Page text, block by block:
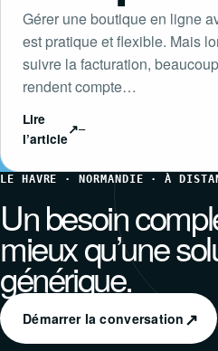
Gérer une boutique en ligne
est pratique et flexible. Mais
suivre la facturation,
rendent compte…
Lire
l’article
↗
LE HAVRE · NORMANDIE · À
Un besoin
mieux qu’une
générique.
Démarrer la conversation ↗